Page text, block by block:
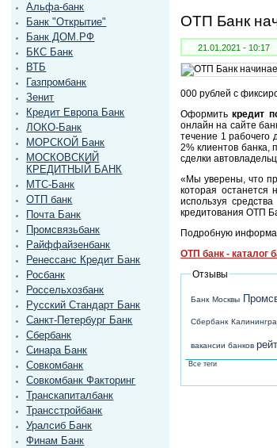
Альфа-банк
Банк "Открытие"
Банк ДОМ.РФ
БКС Банк
ВТБ
Газпромбанк
Зенит
Кредит Европа Банк
ЛОКО-Банк
МОРСКОЙ Банк
МОСКОВСКИЙ
КРЕДИТНЫЙ БАНК
МТС-Банк
ОТП банк
Почта Банк
Промсвязьбанк
Райффайзенбанк
Ренессанс Кредит Банк
Росбанк
Россельхозбанк
Русский Стандарт Банк
Санкт-Петербург Банк
Сбербанк
Синара Банк
Совкомбанк
Совкомбанк Факторинг
Транскапиталбанк
Трансстройбанк
Уралсиб Банк
Финам Банк
ОТП Банк
21.01.2021 - 10:17
000 рублей с
Оформитькредит
онлайн на сайте
течение 1 рабочего
2% клиентов банка,
сделки
«Мы уверены, что
которая
используя
кредитования ОТП
Подробную
ОТП банк - каталог
Отзывы
Банк Москвы
Сбербанк
вакансии банков
Все теги